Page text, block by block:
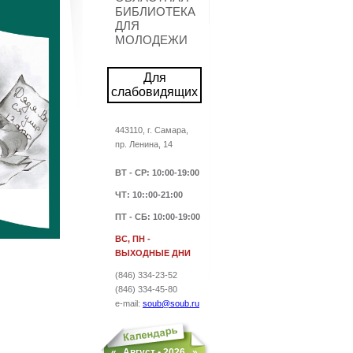
БИБЛИОТЕКА
ДЛЯ
МОЛОДЕЖИ
Для
слабовидящих
443110, г. Самара,
пр. Ленина, 14
ВТ - СР: 10:00-19:00
ЧТ: 10::00-21:00
ПТ - СБ: 10:00-19:00
ВС, ПН -
ВЫХОДНЫЕ ДНИ
(846) 334-23-52
(846) 334-45-80
e-mail: soub@soub.ru